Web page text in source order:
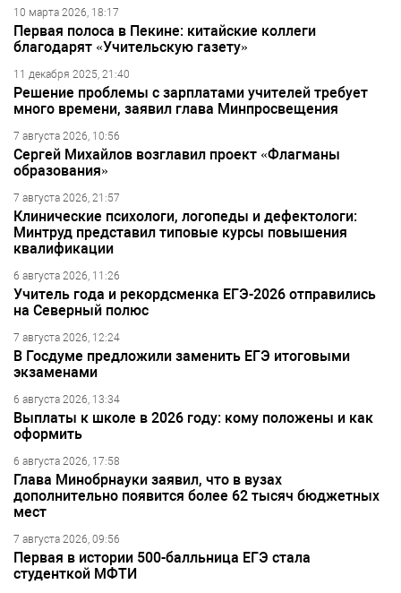
10 марта 2026, 18:17
Первая полоса в Пекине: китайские коллеги
благодарят «Учительскую газету»
11 декабря 2025, 21:40
Решение проблемы с зарплатами учителей требует
много времени, заявил глава Минпросвещения
7 августа 2026, 10:56
Сергей Михайлов возглавил проект «Флагманы
образования»
7 августа 2026, 21:57
Клинические психологи, логопеды и дефектологи:
Минтруд представил типовые курсы повышения
квалификации
6 августа 2026, 11:26
Учитель года и рекордсменка ЕГЭ-2026 отправились
на Северный полюс
7 августа 2026, 12:24
В Госдуме предложили заменить ЕГЭ итоговыми
экзаменами
6 августа 2026, 13:34
Выплаты к школе в 2026 году: кому положены и как
оформить
6 августа 2026, 17:58
Глава Минобрнауки заявил, что в вузах
дополнительно появится более 62 тысяч бюджетных
мест
7 августа 2026, 09:56
Первая в истории 500-балльница ЕГЭ стала
студенткой МФТИ